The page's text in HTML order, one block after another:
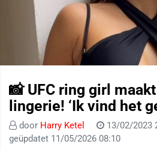
📸 UFC ring girl
lingerie! ‘Ik vind het
door Harry Ketel 13/02/2023
geüpdatet 11/05/2026 08:10